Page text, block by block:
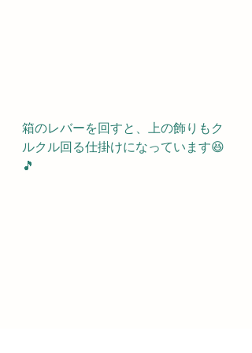
箱のレバーを回すと、上の飾りもク
ルクル回る仕掛けになっています😆
🎵